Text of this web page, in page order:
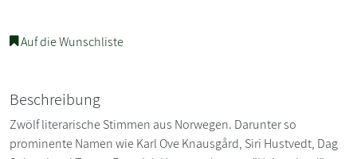
Auf die Wunschliste
Beschreibung
Zwölf literarische Stimmen aus Norwegen. Darunter so
prominente Namen wie Karl Ove Knausgård, Siri Hustvedt, Dag